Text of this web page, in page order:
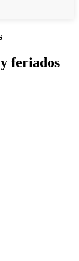
feriados